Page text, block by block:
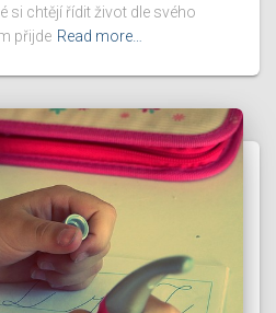
si chtějí řídit život dle svého
přijde Read more…